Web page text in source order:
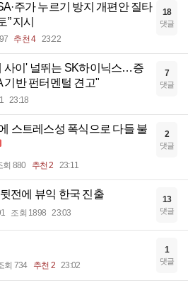
주가 누르기 방지 개편안 질타
” 지시
추천 4 23:22
18
댓글
사이' 널뛰는 SK하이닉스…증
기반 펀터멘털 견고"
23:18
7
댓글
스트레스성 폭식으로 다들 불
회 880 추천 2 23:11
2
댓글
전에 뷰익 한국 진출
조회 1898 23:03
13
댓글
회 734 추천 2 23:02
1
댓글